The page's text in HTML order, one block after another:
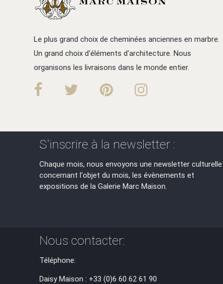
Le plus grand choix de cheminées anciennes en marbre.
Un grand choix d'éléments d'architecture. Nous
organisons les livraisons dans le monde entier.
S'inscrire à la newsletter :
Chaque mois, nous envoyons une newsletter culturelle
concernant l'objet du mois, les évènements et
expositions de la Galerie Marc Maison.
Nous contacter:
Téléphone:
Daisy Maison : +33 (0)6 60 62 61 90